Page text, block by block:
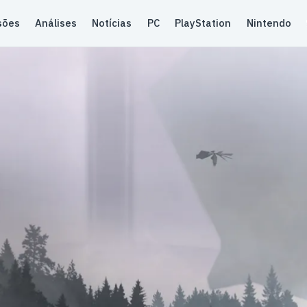
Análises Notícias PC PlayStation Nintendo